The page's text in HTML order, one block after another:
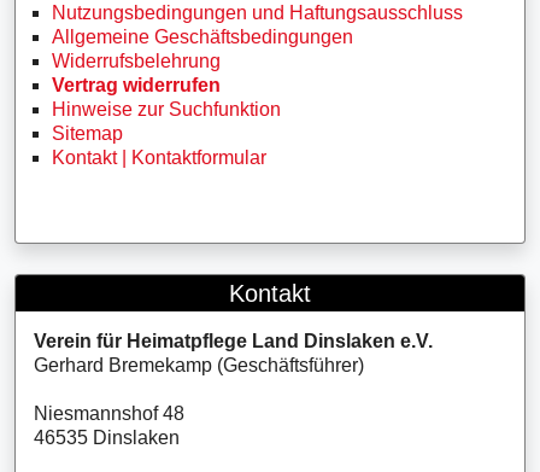
Nutzungsbedingungen und Haftungsausschluss
Allgemeine Geschäftsbedingungen
Widerrufsbelehrung
Vertrag widerrufen
Hinweise zur Suchfunktion
Sitemap
Kontakt | Kontaktformular
Kontakt
Verein für Heimatpflege Land Dinslaken e.V.
Gerhard Bremekamp (Geschäftsführer)
Niesmannshof 48
46535 Dinslaken